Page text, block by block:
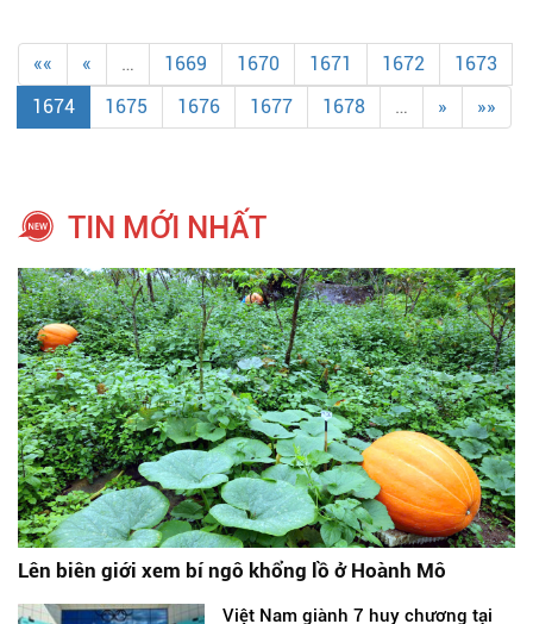
«« « … 1669 1670 1671 1672
1673
1674
1675 1676 1677 1678 … » »»
TIN MỚI NHẤT
Lên biên giới xem bí ngô khổng lồ ở Hoành Mô
Việt Nam giành 7 huy chương tại